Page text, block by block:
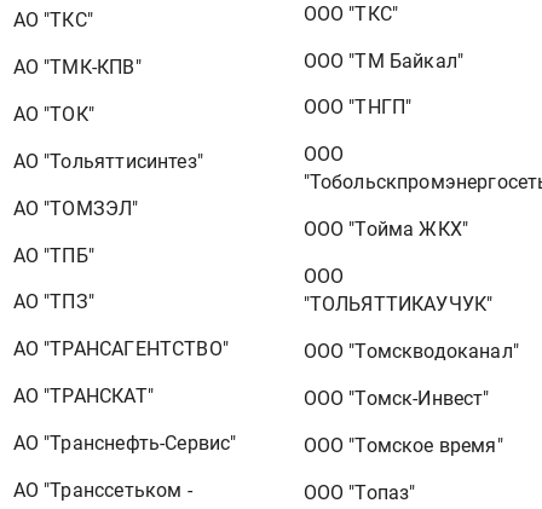
АО "ТКС"
АО "ТМК-КПВ"
АО "ТОК"
АО "Тольяттисинтез"
АО "ТОМЗЭЛ"
АО "ТПБ"
АО "ТПЗ"
АО "ТРАНСАГЕНТСТВО"
АО "ТРАНСКАТ"
АО "Транснефть-Сервис"
АО "Транссетьком -
ООО "ТКС"
ООО "ТМ Байкал"
ООО "ТНГП"
ООО
ООО "Тойма ЖКХ"
ООО
"ТОЛЬЯТТИКАУЧУК"
ООО "Томскводоканал"
ООО "Томск-Инвест"
ООО "Томское время"
ООО "Топаз"